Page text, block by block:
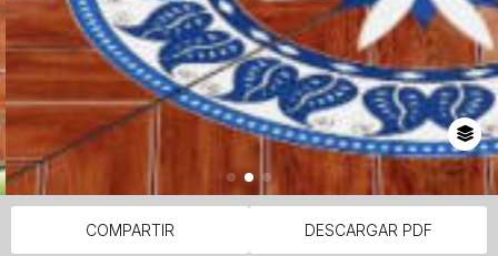
COMPARTIR DESCARGAR PDF